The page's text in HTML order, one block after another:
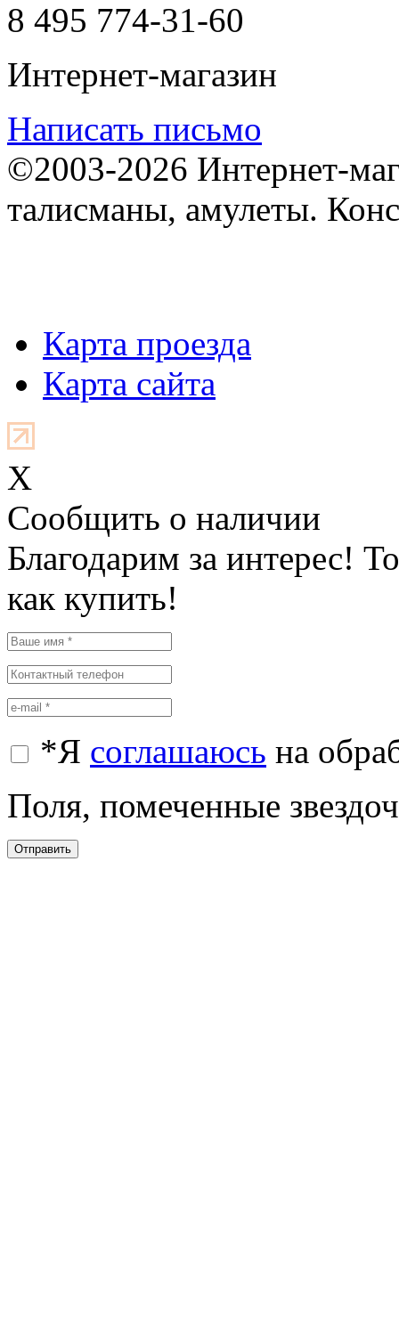
8 495 774-31-60
Интернет-магазин
Написать письмо
©2003-2026 Интернет-
талисманы, амулеты.
Карта проезда
Карта сайта
X
Cообщить о наличии
Благодарим за интерес!
как купить!
*Я соглашаюсь на
Поля, помеченные
Отправить